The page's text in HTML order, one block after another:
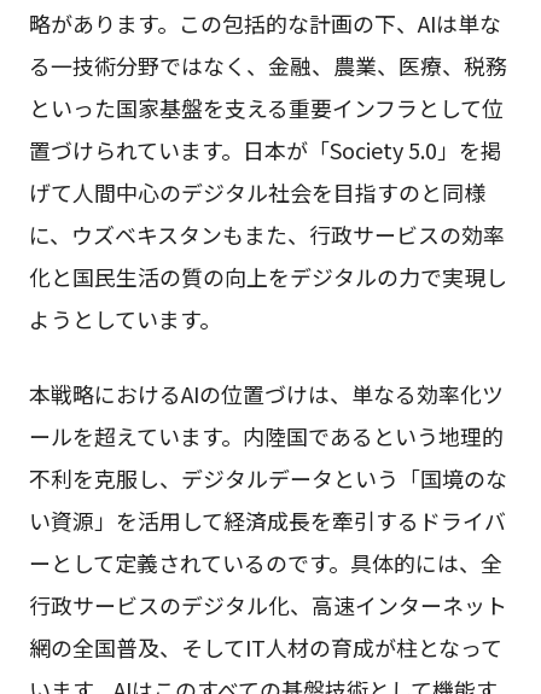
略があります。この包括的な計画の下、AIは単な
る一技術分野ではなく、金融、農業、医療、税務
といった国家基盤を支える重要インフラとして位
置づけられています。日本が「Society 5.0」を掲
げて人間中心のデジタル社会を目指すのと同様
に、ウズベキスタンもまた、行政サービスの効率
化と国民生活の質の向上をデジタルの力で実現し
ようとしています。
本戦略におけるAIの位置づけは、単なる効率化ツ
ールを超えています。内陸国であるという地理的
不利を克服し、デジタルデータという「国境のな
い資源」を活用して経済成長を牽引するドライバ
ーとして定義されているのです。具体的には、全
行政サービスのデジタル化、高速インターネット
網の全国普及、そしてIT人材の育成が柱となって